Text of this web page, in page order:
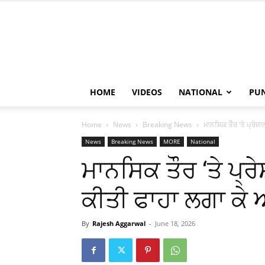
HOME VIDEOS NATIONAL
Home News Breaking News ਮਾਨਸਿਕ ਤੌੌਰ ‘ਤੇ
News Breaking News MORE National
ਮਾਨਸਿਕ ਤੌੌਰ ‘ਤੇ
ਕੀਤੀ ਫਾਹਾ ਲਗਾ
By Rajesh Aggarwal - June 18, 2026